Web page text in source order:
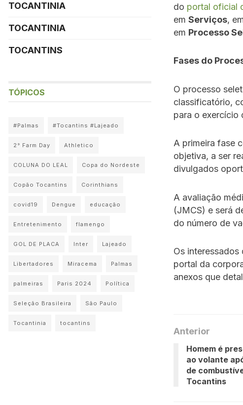
do portal oficial
em Serviços,
em Processo
Fases do
O processo
classificatório,
para o exercício
A primeira fase
objetiva, a ser
divulgados
A avaliação
(JMCS) e será
do número de
Os
portal da
anexos que
Anterior
Homem é
ao volante
de
Tocantins
TOCANTINIA
TOCANTINIA
TOCANTINS
TÓPICOS
#Palmas #Tocantins #Lajeado
2° Farm Day Athletico
COLUNA DO LEAL Copa do Nordeste
Copão Tocantins Corinthians
covid19 Dengue educação
Entretenimento flamengo
GOL DE PLACA Inter Lajeado
Libertadores Miracema Palmas
palmeiras Paris 2024 Política
Seleção Brasileira São Paulo
Tocantinia tocantins